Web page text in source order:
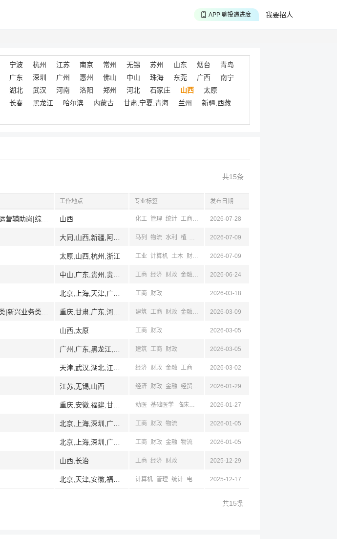
我要招人
APP 聊投递进度
宁波 杭州 江苏 南京 常州 无锡 苏州 山东 烟台
青岛
广东 深圳 广州 惠州 佛山 中山 珠海 东莞 广西
南宁
湖北 武汉 河南 洛阳 郑州 河北 石家庄 山西
太原
长春 黑龙江 哈尔滨 内蒙古 甘肃,宁夏,青海 兰州
新疆,西藏
共15条
工作地点 专业标签 发布日期
山西 化工 管理 统计 工商 经济 财政 金融
2026-07-28
马列 物流 水利 植 林 新闻 地理 建筑
2026-07-09
太原,山西,杭州,浙江 工业 计算机 土木 财政 工商 电子 建筑
2026-07-09
工商 经济 财政 金融 经贸 2026-06-24
工商 财政 2026-03-18
建筑 工商 财政 金融 管理 法学 电气
2026-03-09
山西,太原 工商 财政 2026-03-05
建筑 工商 财政 2026-03-05
经济 财政 金融 工商 2026-03-02
江苏,无锡,山西 经济 财政 金融 经贸 工商 2026-01-29
动医 基础医学 临床医学 环境 机械 电气
2026-01-27
工商 财政 物流 2026-01-05
工商 财政 金融 物流 2026-01-05
山西,长治 工商 经济 财政 2025-12-29
计算机 管理 统计 电子 工商 财政
2025-12-17
共15条